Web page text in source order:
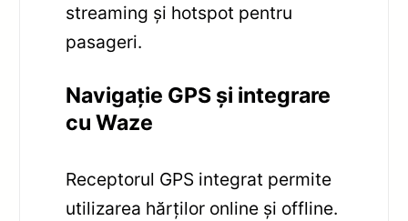
streaming și hotspot pentru
pasageri.
Navigație GPS și integrare
cu Waze
Receptorul GPS integrat permite
utilizarea hărților online și offline.